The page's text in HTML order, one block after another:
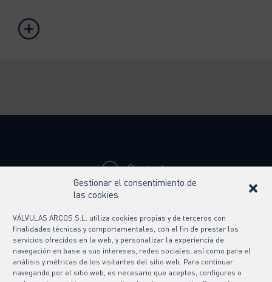
Gestionar el consentimiento de
las cookies
VÁLVULAS ARCOS S.L. utiliza cookies propias y de terceros con
finalidades técnicas y comportamentales, con el fin de prestar los
servicios ofrecidos en la web, y personalizar la experiencia de
navegación en base a sus intereses, redes sociales, así como para el
análisis y métricas de los visitantes del sitio web. Para continuar
navegando por el sitio web, es necesario que aceptes, configures o
Contacto
Síguenos en